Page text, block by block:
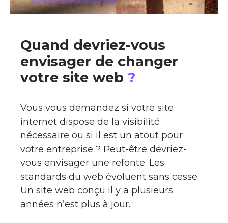
Quand devriez-vous
envisager de changer
votre site web ?
Vous vous demandez si votre site
internet dispose de la visibilité
nécessaire ou si il est un atout pour
votre entreprise ? Peut-être devriez-
vous envisager une refonte. Les
standards du web évoluent sans cesse.
Un site web conçu il y a plusieurs
années n’est plus à jour.